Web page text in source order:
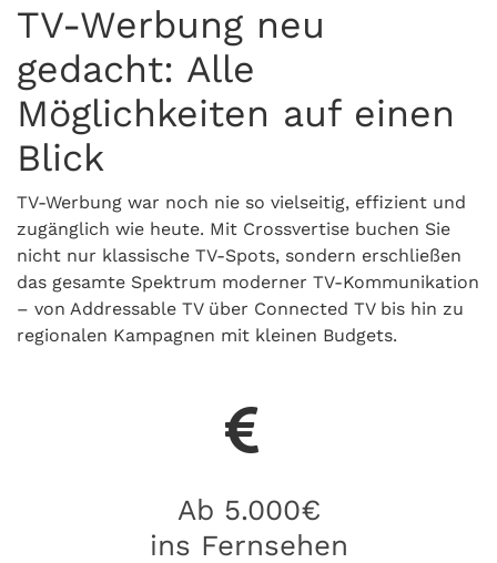
TV-Werbung neu
gedacht: Alle
Möglichkeiten auf einen
Blick
TV-Werbung war noch nie so vielseitig, effizient und
zugänglich wie heute. Mit Crossvertise buchen Sie
nicht nur klassische TV-Spots, sondern erschließen
das gesamte Spektrum moderner TV-Kommunikation
– von Addressable TV über Connected TV bis hin zu
regionalen Kampagnen mit kleinen Budgets.
Ab 5.000€
ins Fernsehen